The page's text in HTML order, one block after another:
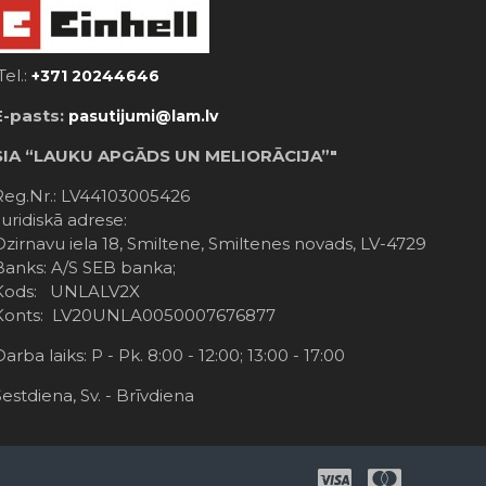
+371 20244646
pasts: pasutijumi@lam.lv
“LAUKU APGĀDS UN MELIORĀCIJA”"
LV44103005426
adrese:
iela 18, Smiltene, Smiltenes novads, LV-4729
A/S SEB banka;
UNLALV2X
LV20UNLA0050007676877
laiks: P - Pk. 8:00 - 12:00; 13:00 - 17:00
Sv. - Brīvdiena